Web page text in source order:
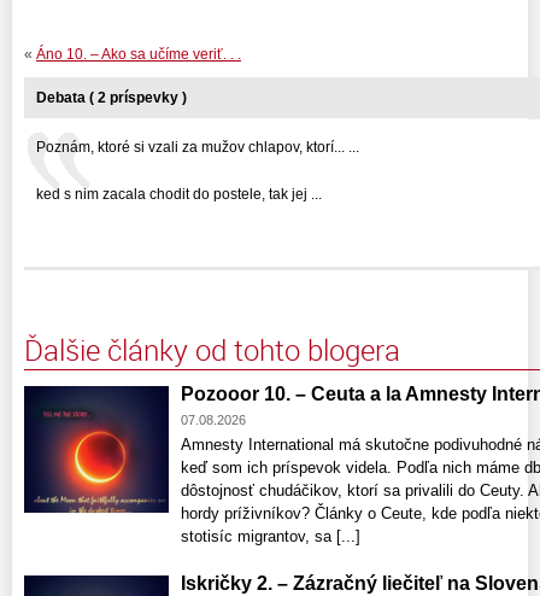
« Áno 10. – Ako sa učíme veriť. . .
Debata ( 2 príspevky )
Poznám, ktoré si vzali za mužov chlapov, ktorí... ...
ked s nim zacala chodit do postele, tak jej ...
Ďalšie články od tohto blogera
Pozooor 10. – Ceuta a la Amnesty
07.08.2026
Amnesty International má skutočne podivuhodné
keď som ich príspevok videla. Podľa nich máme
dôstojnosť chudáčikov, ktorí sa privalili do Ceuty.
hordy príživníkov? Články o Ceute, kde podľa
stotisíc migrantov, sa [...]
Iskričky 2. – Zázračný liečiteľ na